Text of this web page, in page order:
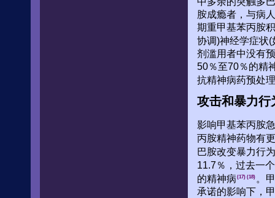
胺成瘾者，与病
期重甲基苯丙胺
协调)神经学症状
剂滥用者中没有
50％至70％的精
抗精神病药预处理
攻击和暴力行
影响甲基苯丙胺
丙胺精神药物有
巴胺改变暴力行
11.7％，过去一
的精神病 (17) (18) 。
承诺的影响下，